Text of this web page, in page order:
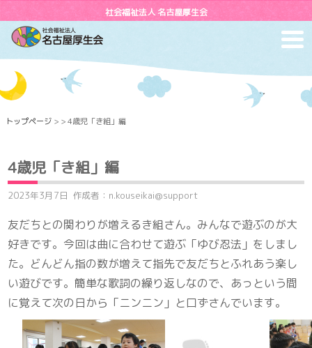
社会福祉法人 名古屋厚生会
トップページ > > 4歳児「き組」編
4歳児「き組」編
2023年3月7日 作成者：n.kouseikai@support
友だちとの関わりが増えるき組さん。みんなで遊ぶのが大
好きです。今回は曲に合わせて遊ぶ「ゆび忍法」をしまし
た。どんどん指の数が増えて指先で友だちとふれあう楽し
い遊びです。簡単な歌詞の繰り返しなので、あっという間
に覚えて次の日から「ニンニン」と口ずさんでいます。